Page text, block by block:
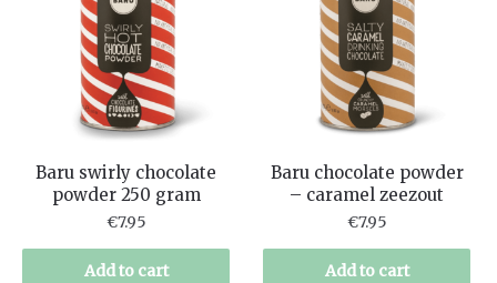
Baru swirly chocolate
powder 250 gram
€7.95
Add to cart
Baru chocolate powder
– caramel zeezout
€7.95
Add to cart